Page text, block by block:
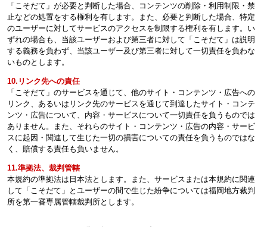
「こそだて」が必要と判断した場合、コンテンツの削除・利用制限・禁
止などの処置をする権利を有します。また、必要と判断した場合、特定
のユーザーに対してサービスのアクセスを制限する権利を有します。い
ずれの場合も、当該ユーザーおよび第三者に対して「こそだて」は説明
する義務を負わず、当該ユーザー及び第三者に対して一切責任を負わな
いものとします。
10.リンク先への責任
「こそだて」のサービスを通じて、他のサイト・コンテンツ・広告への
リンク、あるいはリンク先のサービスを通じて到達したサイト・コンテ
ンツ・広告について、内容・サービスについて一切責任を負うものでは
ありません。また、それらのサイト・コンテンツ・広告の内容・サービ
スに起因・関連して生じた一切の損害についての責任を負うものではな
く、賠償する責任も負いません。
11.準拠法、裁判管轄
本規約の準拠法は日本法とします。また、サービスまたは本規約に関連
して「こそだて」とユーザーの間で生じた紛争については福岡地方裁判
所を第一審専属管轄裁判所とします。